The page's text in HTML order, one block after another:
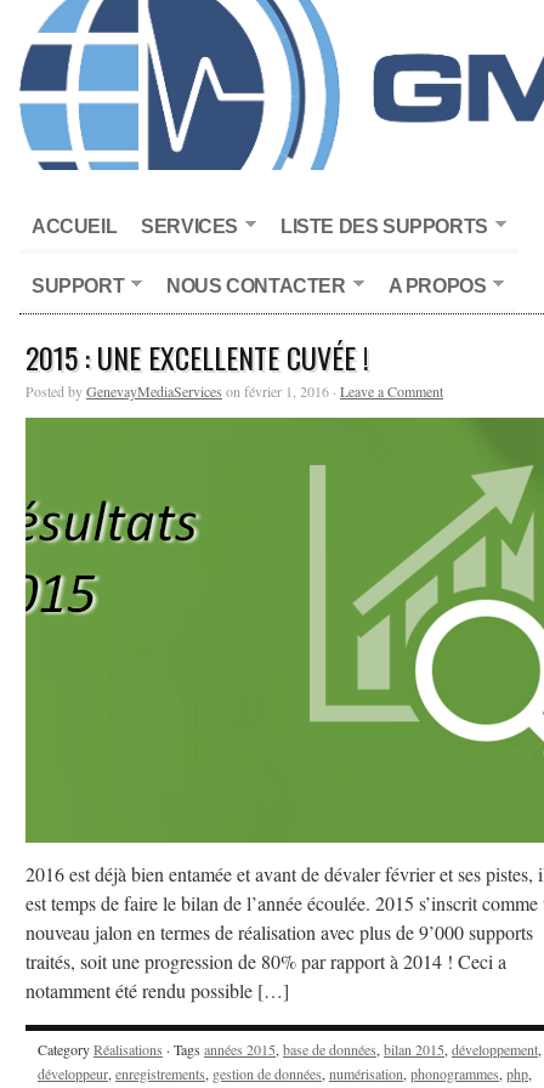
ACCUEIL SERVICES LISTE DES SUPPORTS
SUPPORT NOUS CONTACTER A PROPOS
2015 : UNE EXCELLENTE CUVÉE !
Posted byGenevayMediaServices on février 1, 2016 · Leave a Comment
2016 est déjà bien entamée et avant de dévaler février et ses pistes,
est temps de faire le bilan de l’année écoulée. 2015 s’inscrit comme
nouveau jalon en termes de réalisation avec plus de 9’000 supports
traités, soit une progression de 80% par rapport à 2014 ! Ceci a
notamment été rendu possible […]
CategoryRéalisations · Tags années 2015, base de données, bilan 2015, développement,
développeur, enregistrements, gestion de données, numérisation, phonogrammes, php,